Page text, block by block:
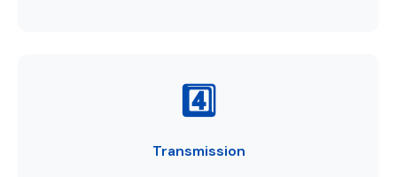
4️⃣
Transmission